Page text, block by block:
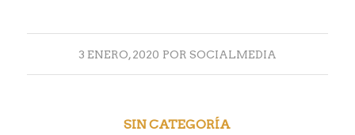
3 ENERO, 2020 POR SOCIALMEDIA
SIN CATEGORÍA